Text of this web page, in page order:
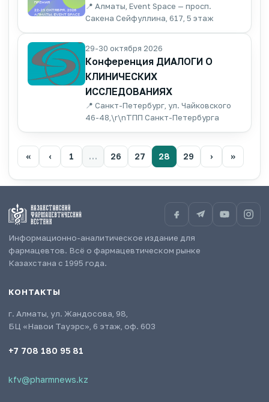
📍 Алматы, Event Space — просп.
Сакена Сейфуллина, 617, 5 этаж
29-30 октября 2026
Конференция ДИАЛОГИ О
КЛИНИЧЕСКИХ
ИССЛЕДОВАНИЯХ
📍 Санкт-Петербург, ул. Чайковского
46-48,\r\nТПП Санкт-Петербурга
« ‹ 1 … 26 27 28 29 › »
Информационно-аналитическое издание для
фармацевтов. Всё о фармацевтическом рынке
Казахстана с 1995 года.
КОНТАКТЫ
г. Алматы, ул. Жандосова, 98,
БЦ «Навои Тауэрс», 6 этаж, оф. 603
+7 708 180 95 81
kfv@pharmnews.kz